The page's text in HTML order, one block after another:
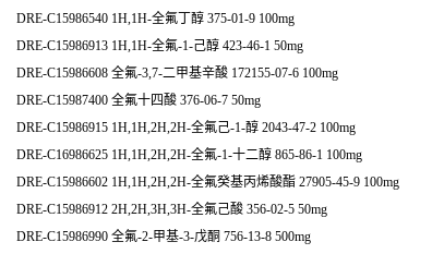
DRE-C15986540 1H,1H-全氟丁醇 375-01-9 100mg
DRE-C15986913 1H,1H-全氟-1-己醇 423-46-1 50mg
DRE-C15986608 全氟-3,7-二甲基辛酸 172155-07-6 100mg
DRE-C15987400 全氟十四酸 376-06-7 50mg
DRE-C15986915 1H,1H,2H,2H-全氟己-1-醇 2043-47-2 100mg
DRE-C16986625 1H,1H,2H,2H-全氟-1-十二醇 865-86-1 100mg
DRE-C15986602 1H,1H,2H,2H-全氟癸基丙烯酸酯 27905-45-9 100mg
DRE-C15986912 2H,2H,3H,3H-全氟己酸 356-02-5 50mg
DRE-C15986990 全氟-2-甲基-3-戊酮 756-13-8 500mg